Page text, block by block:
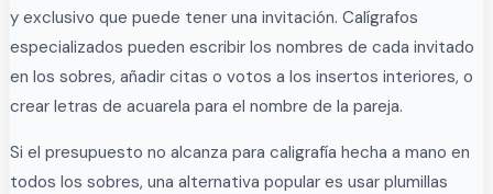
y exclusivo que puede tener una invitación. Calígrafos
especializados pueden escribir los nombres de cada invitado
en los sobres, añadir citas o votos a los insertos interiores, o
crear letras de acuarela para el nombre de la pareja.
Si el presupuesto no alcanza para caligrafía hecha a mano en
todos los sobres, una alternativa popular es usar plumillas